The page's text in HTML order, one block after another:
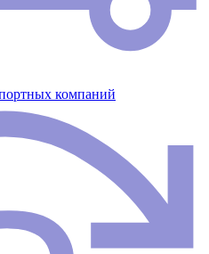
компаний